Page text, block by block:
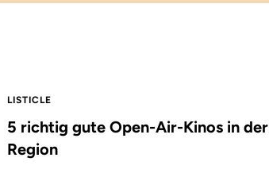
LISTICLE
5 richtig gute Open-Air-Kinos in der
Region